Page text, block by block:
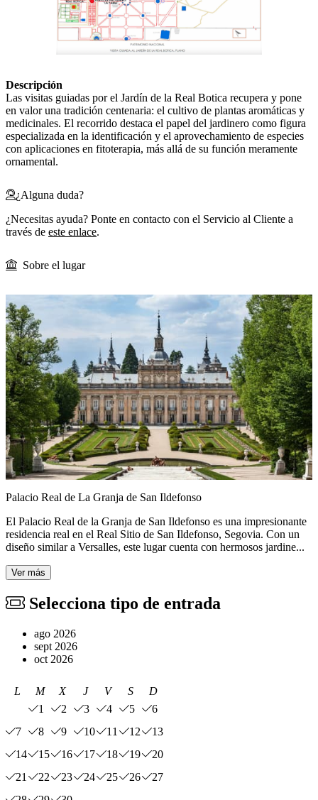
Descripción
Las visitas guiadas por el Jardín de la Real Botica recupera y pone
en valor una tradición centenaria: el cultivo de plantas aromáticas y
medicinales. El recorrido destaca el papel del jardinero como figura
especializada en la identificación y el aprovechamiento de especies
con aplicaciones en fitoterapia, más allá de su función meramente
ornamental.
¿Alguna duda?
¿Necesitas ayuda? Ponte en contacto con el Servicio al Cliente a
través de este enlace.
Sobre el lugar
Palacio Real de La Granja de San Ildefonso
El Palacio Real de la Granja de San Ildefonso es una impresionante
residencia real en el Real Sitio de San Ildefonso, Segovia. Con un
diseño similar a Versalles, este lugar cuenta con hermosos jardine...
Ver más
Selecciona tipo de entrada
ago 2026
sept 2026
oct 2026
L M X J V S
D
1
2 3 4 5
6
7
8 9 10 11 12
13
14
15 16 17 18 19
20
21
22 23 24 25 26
27